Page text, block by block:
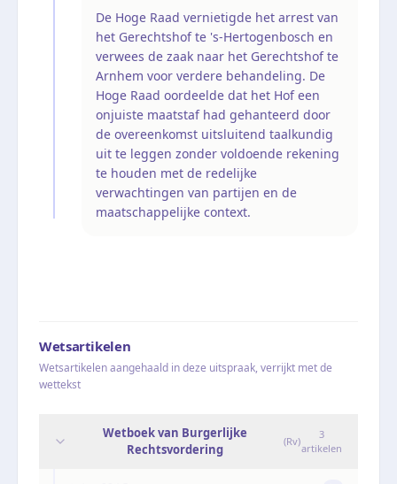
De Hoge Raad vernietigde het arrest van
het Gerechtshof te 's-Hertogenbosch en
verwees de zaak naar het Gerechtshof te
Arnhem voor verdere behandeling. De
Hoge Raad oordeelde dat het Hof een
onjuiste maatstaf had gehanteerd door
de overeenkomst uitsluitend taalkundig
uit te leggen zonder voldoende rekening
te houden met de redelijke
verwachtingen van partijen en de
maatschappelijke context.
Wetsartikelen
Wetsartikelen aangehaald in deze uitspraak, verrijkt met de
wettekst
Wetboek van Burgerlijke
Rechtsvordering
(Rv)
3
artikelen